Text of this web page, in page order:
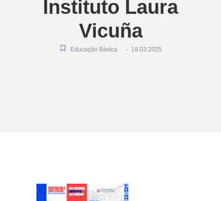
Instituto Laura
Vicuña
Educação Básica - 19.03.2025